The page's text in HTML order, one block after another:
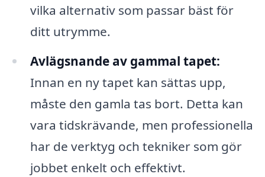
vilka alternativ som passar bäst för
ditt utrymme.
Avlägsnande av gammal tapet:
Innan en ny tapet kan sättas upp,
måste den gamla tas bort. Detta kan
vara tidskrävande, men professionella
har de verktyg och tekniker som gör
jobbet enkelt och effektivt.